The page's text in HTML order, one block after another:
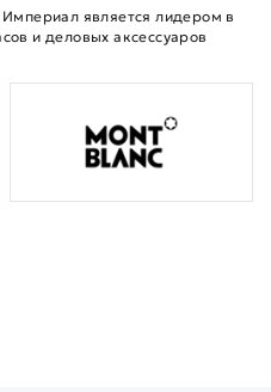
является лидером в
и деловых аксессуаров